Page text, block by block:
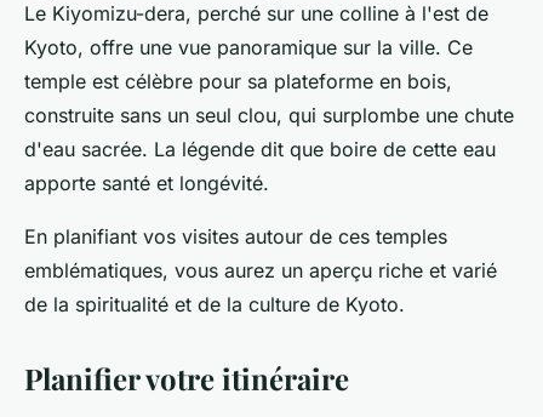
Le Kiyomizu-dera, perché sur une colline à l'est de
Kyoto, offre une vue panoramique sur la ville. Ce
temple est célèbre pour sa plateforme en bois,
construite sans un seul clou, qui surplombe une chute
d'eau sacrée. La légende dit que boire de cette eau
apporte santé et longévité.
En planifiant vos visites autour de ces temples
emblématiques, vous aurez un aperçu riche et varié
de la spiritualité et de la culture de Kyoto.
Planifier votre itinéraire